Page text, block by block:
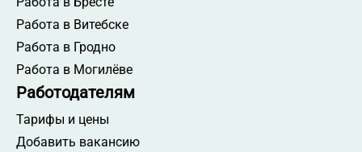
Работа в Витебске
Работа в Гродно
Работа в Могилёве
Работодателям
Тарифы и цены
Добавить вакансию